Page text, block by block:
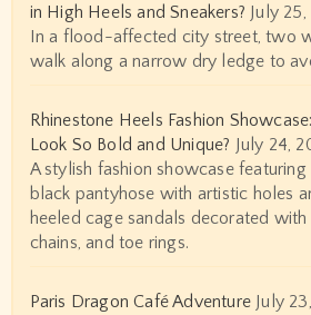
in High Heels and Sneakers? July
In a flood-affected city street, two
walk along a narrow dry ledge to
Rhinestone Heels Fashion
Look So Bold and Unique? July 24,
A stylish fashion showcase
black pantyhose with artistic holes
heeled cage sandals decorated
chains, and toe rings.
Paris Dragon Café Adventure July